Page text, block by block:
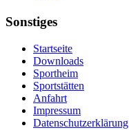
Sonstiges
Startseite
Downloads
Sportheim
Sportstätten
Anfahrt
Impressum
Datenschutzerklärung